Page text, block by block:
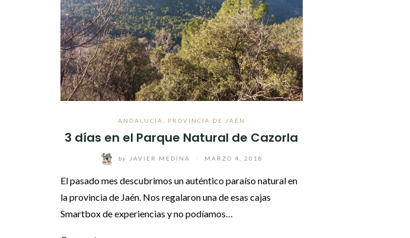
ANDALUCÍA PROVINCIA DE JAÉN
3 días en el Parque Natural de Cazorla
by JAVIER MEDINA MARZO 4, 2018
El pasado mes descubrimos un auténtico paraíso natural en
la provincia de Jaén. Nos regalaron una de esas cajas
Smartbox de experiencias y no podíamos…